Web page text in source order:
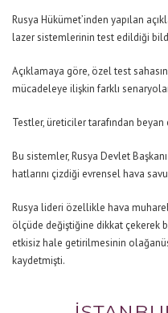
Rusya Hükümet’inden yapılan
lazer sistemlerinin test edildiği
Açıklamaya göre, özel test
mücadeleye ilişkin farklı
Testler, üreticiler tarafından
Bu sistemler, Rusya Devlet
hatlarını çizdiği evrensel hava
Rusya lideri özellikle hava
ölçüde değiştiğine dikkat çekerek
etkisiz hale getirilmesinin
kaydetmişti.